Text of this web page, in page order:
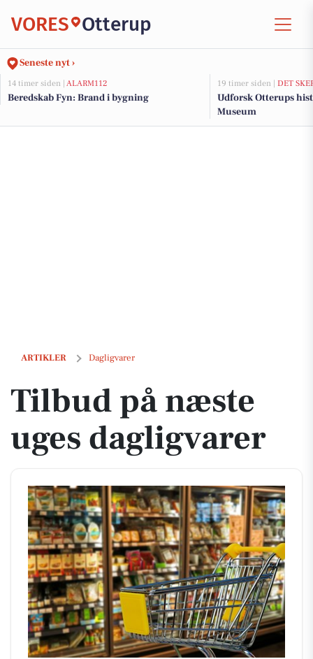
VORES Otterup
Seneste nyt ›
14 timer siden | ALARM112
Beredskab Fyn: Brand i bygning
19 timer siden | DET
Udforsk Otterups
Museum
ARTIKLER Dagligvarer
Tilbud på næste uges dagligvarer
Tilbud på næste
uges dagligvarer